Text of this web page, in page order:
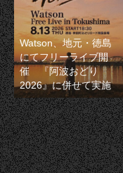
Watson、地元・徳島
にてフリーライブ開
催 『阿波おどり
2026』に併せて実施